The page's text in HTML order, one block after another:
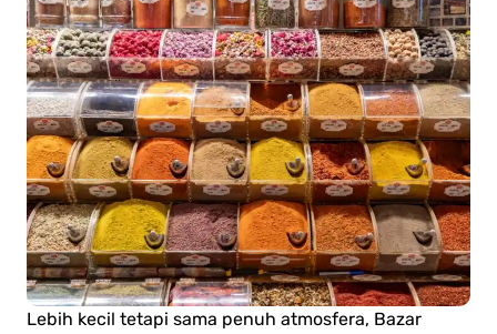
Lebih kecil tetapi sama penuh atmosfera, Bazar